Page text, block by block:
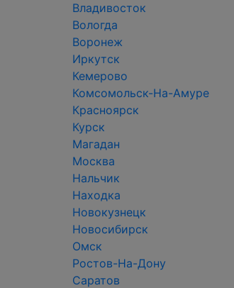
Владивосток
Вологда
Воронеж
Иркутск
Кемерово
Комсомольск-На-Амуре
Красноярск
Курск
Магадан
Москва
Нальчик
Находка
Новокузнецк
Новосибирск
Омск
Ростов-На-Дону
Саратов